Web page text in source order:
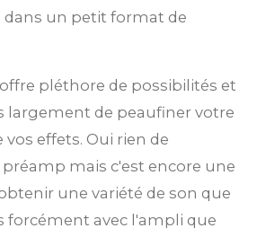
dans un petit format de
pléthore de possibilités et
largement de peaufiner votre
effets. Oui rien de
mais c'est encore une
une variété de son que
forcément avec l'ampli que